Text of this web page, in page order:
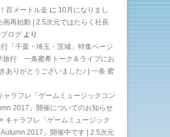
百メートル走 に 10月になりまし
画再始動 | 2.5次元ではたらく社長
ログ より
「千葉・埼玉・茨城」特集ページ
旅行 一条蜜希トーク＆ライブにお
ありがとうございました♪ | 一条 蜜
ャラフレ「ゲームミュージックコン
2017」開催についてのお知らせ
キャラフレ「ゲームミュージック
2017」開催中です | 2.5次元